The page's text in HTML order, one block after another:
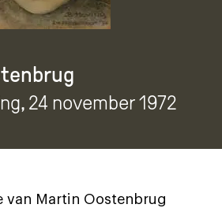
, 24 november 1972
van Martin Oostenbrug